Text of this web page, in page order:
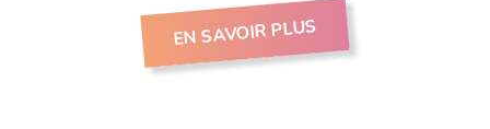
EN SAVOIR PLUS